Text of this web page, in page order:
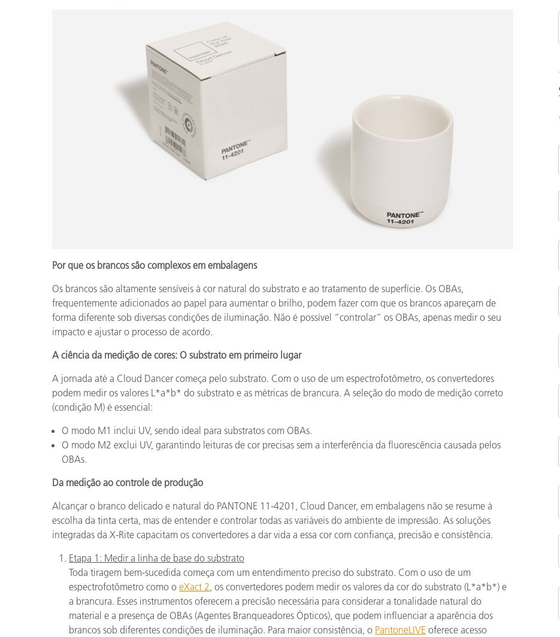
Por que os brancos são complexos em embalagens
Os brancos são altamente sensíveis à cor natural do substrato e ao tratamento de superfície. Os OBAs,
frequentemente adicionados ao papel para aumentar o brilho, podem fazer com que os brancos apareçam de
forma diferente sob diversas condições de iluminação. Não é possível “controlar” os OBAs, apenas medir o seu
impacto e ajustar o processo de acordo.
A ciência da medição de cores: O substrato em primeiro lugar
A jornada até a Cloud Dancer começa pelo substrato. Com o uso de um espectrofotômetro, os convertedores
podem medir os valores L*a*b* do substrato e as métricas de brancura. A seleção do modo de medição correto
(condição M) é essencial:
O modo M1 inclui UV, sendo ideal para substratos com OBAs.
O modo M2 exclui UV, garantindo leituras de cor precisas sem a interferência da fluorescência causada pelos
OBAs.
Da medição ao controle de produção
Alcançar o branco delicado e natural do PANTONE 11-4201, Cloud Dancer, em embalagens não se resume à
escolha da tinta certa, mas de entender e controlar todas as variáveis do ambiente de impressão. As soluções
integradas da X-Rite capacitam os convertedores a dar vida a essa cor com confiança, precisão e consistência.
Etapa 1: Medir a linha de base do substrato
Toda tiragem bem-sucedida começa com um entendimento preciso do substrato. Com o uso de um
espectrofotômetro como o eXact 2 , os convertedores podem medir os valores da cor do substrato (L*a*b*) e
a brancura. Esses instrumentos oferecem a precisão necessária para considerar a tonalidade natural do
material e a presença de OBAs (Agentes Branqueadores Ópticos), que podem influenciar a aparência dos
brancos sob diferentes condições de iluminação. Para maior consistência, o PantoneLIVE oferece acesso